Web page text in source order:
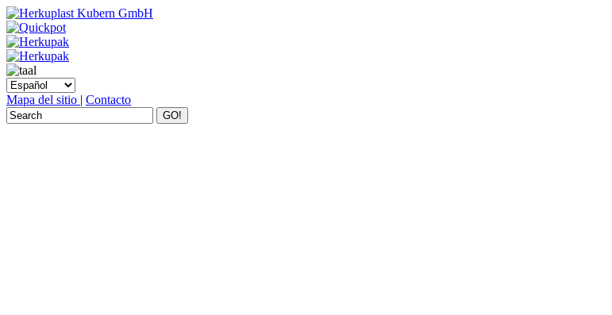
Mapa del sitio | Contacto
GO!